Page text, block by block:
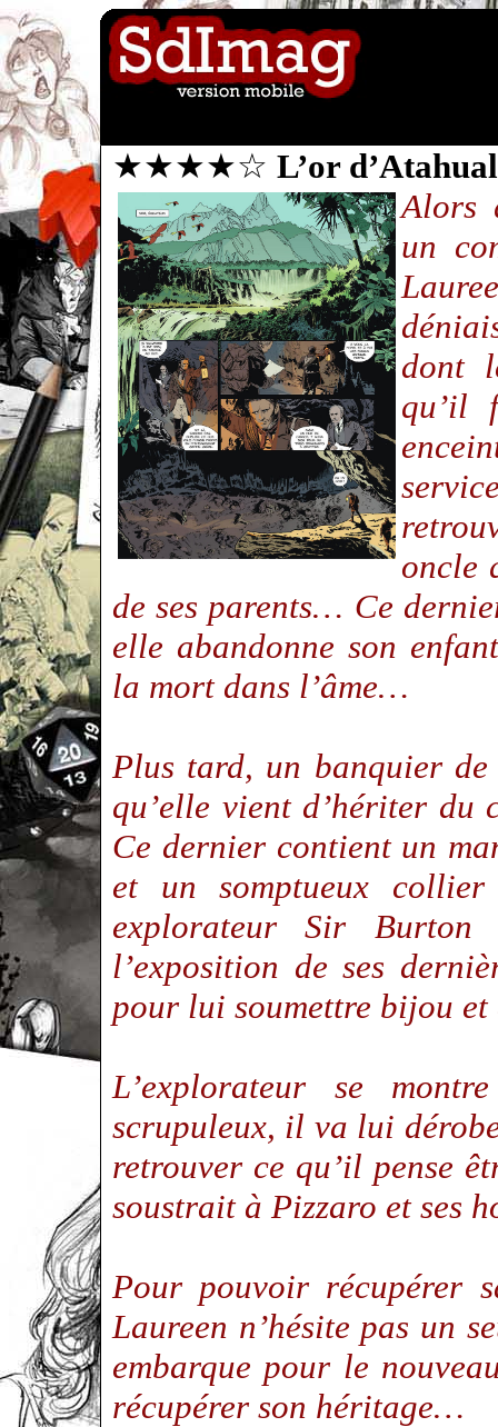
★★★★☆ L’or
Alors
un
dont
qu’il
oncle
de ses parents… Ce
elle abandonne son
la mort dans l’âme…
Plus tard, un banquier
qu’elle vient d’hériter du
Ce dernier contient un
et un somptueux
explorateur Sir
l’exposition de ses
pour lui soumettre bijou
L’explorateur se
scrupuleux, il va lui
retrouver ce qu’il pense
soustrait à Pizzaro et ses
Pour pouvoir récupérer
Laureen n’hésite pas un
embarque pour le
récupérer son héritage…